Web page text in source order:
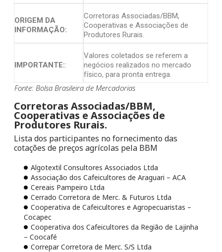
ORIGEM DA
INFORMAÇÃO:
Corretoras Associadas/BBM,
Cooperativas e Associações de
Produtores Rurais.
IMPORTANTE::
Valores coletados se referem a
negócios realizados no mercado
físico, para pronta entrega.
Fonte: Bolsa Brasileira de Mercadorias
Corretoras Associadas/BBM,
Cooperativas e Associações de
Produtores Rurais.
Lista dos participantes no fornecimento das
cotações de preços agrícolas pela BBM
Algotextil Consultores Associados Ltda
Associação dos Cafeicultores de Araguari – ACA
Cereais Pampeiro Ltda
Cerrado Corretora de Merc. & Futuros Ltda
Cooperativa de Cafeicultores e Agropecuaristas –
Cocapec
Cooperativa dos Cafeicultores da Região de Lajinha
– Coocafé
Correpar Corretora de Merc. S/S Ltda